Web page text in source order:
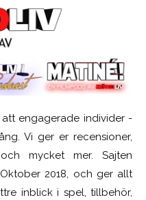
engagerade individer -
Vi ger er recensioner,
mycket mer. Sajten
2018, och ger allt
inblick i spel, tillbehör,